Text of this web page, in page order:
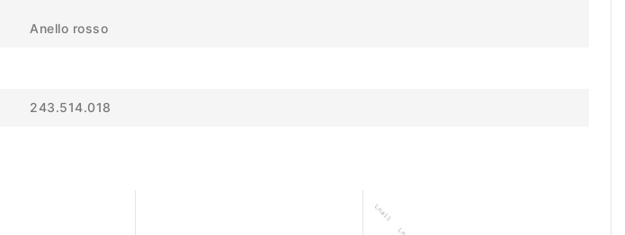
Anello rosso
243.514.018